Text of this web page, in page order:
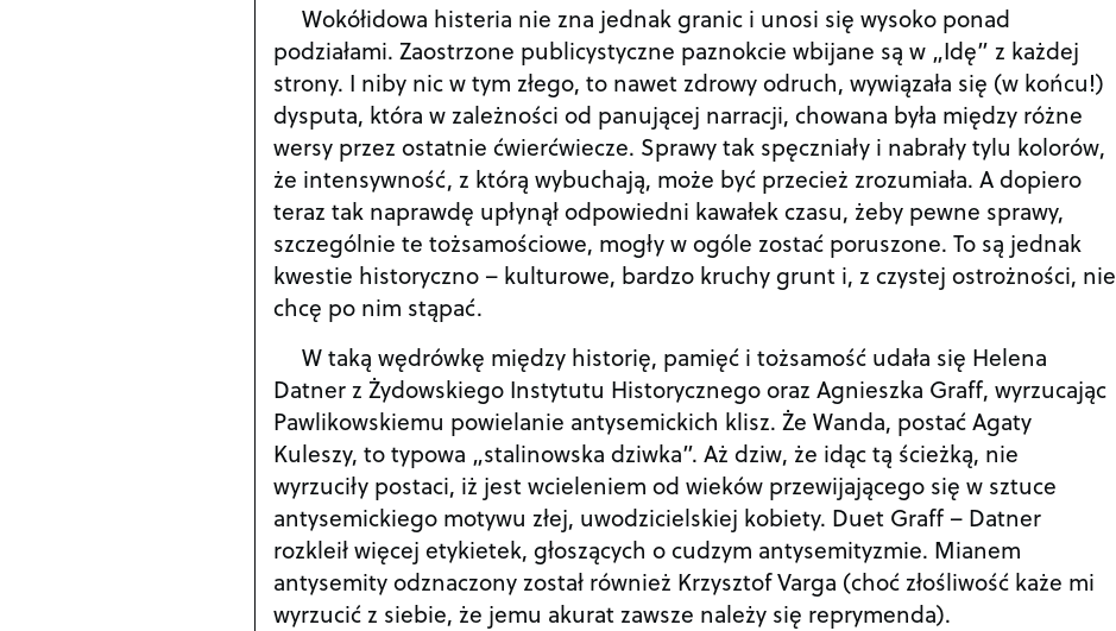
Wokółidowa histeria nie zna jednak granic i unosi się wysoko ponad
podziałami. Zaostrzone publicystyczne paznokcie wbijane są w „Idę” z każdej
strony. I niby nic w tym złego, to nawet zdrowy odruch, wywiązała się (w końcu!)
dysputa, która w zależności od panującej narracji, chowana była między różne
wersy przez ostatnie ćwierćwiecze. Sprawy tak spęczniały i nabrały tylu kolorów,
że intensywność, z którą wybuchają, może być przecież zrozumiała. A dopiero
teraz tak naprawdę upłynął odpowiedni kawałek czasu, żeby pewne sprawy,
szczególnie te tożsamościowe, mogły w ogóle zostać poruszone. To są jednak
kwestie historyczno – kulturowe, bardzo kruchy grunt i, z czystej ostrożności, nie
chcę po nim stąpać.
W taką wędrówkę między historię, pamięć i tożsamość udała się Helena
Datner z Żydowskiego Instytutu Historycznego oraz Agnieszka Graff, wyrzucając
Pawlikowskiemu powielanie antysemickich klisz. Że Wanda, postać Agaty
Kuleszy, to typowa „stalinowska dziwka”. Aż dziw, że idąc tą ścieżką, nie
wyrzuciły postaci, iż jest wcieleniem od wieków przewijającego się w sztuce
antysemickiego motywu złej, uwodzicielskiej kobiety. Duet Graff – Datner
rozkleił więcej etykietek, głoszących o cudzym antysemityzmie. Mianem
antysemity odznaczony został również Krzysztof Varga (choć złośliwość każe mi
wyrzucić z siebie, że jemu akurat zawsze należy się reprymenda).